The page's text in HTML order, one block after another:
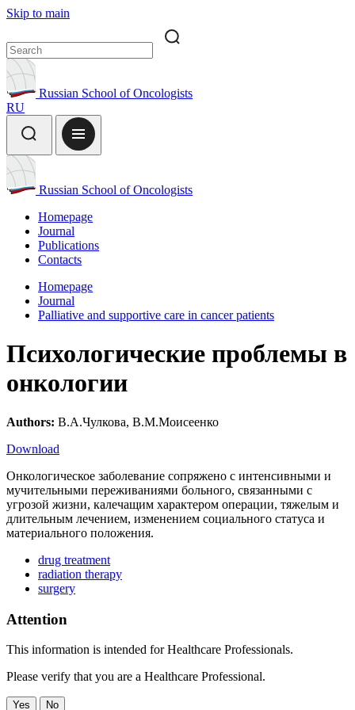
Skip to main
Russian School of Oncologists
RU
Russian School of Oncologists
Homepage
Journal
Publications
Contacts
Homepage
Journal
Palliative and supportive care in cancer patients
Психологические проблемы в
онкологии
Authors: В.А.Чулкова, В.М.Моисеенко
Download
Онкологическое заболевание сопряжено с интенсивными и
мучительными переживаниями больного, связанными с
угрозой жизни, калечащим характером операции, тяжелым и
длительным лечением, изменением социального статуса и
материального положения.
drug treatment
radiation therapy
surgery
Attention
This information is intended for Healthcare Professionals.
Please verify that you are a Healthcare Professional.
Yes No